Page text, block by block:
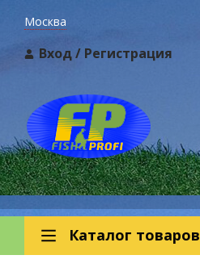
Москва
Вход/ Регистрация
Каталог товаров